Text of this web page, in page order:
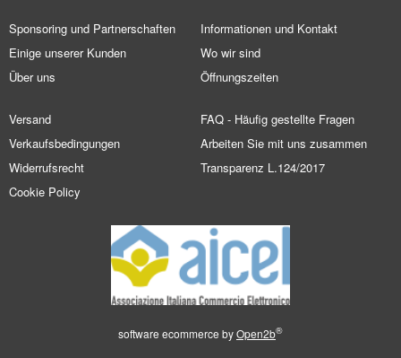
Sponsoring und Partnerschaften
Einige unserer Kunden
Über uns
Informationen und Kontakt
Wo wir sind
Öffnungszeiten
Versand
Verkaufsbedingungen
Widerrufsrecht
Cookie Policy
FAQ - Häufig gestellte Fragen
Arbeiten Sie mit uns zusammen
Transparenz L.124/2017
software ecommerce byOpen2b®